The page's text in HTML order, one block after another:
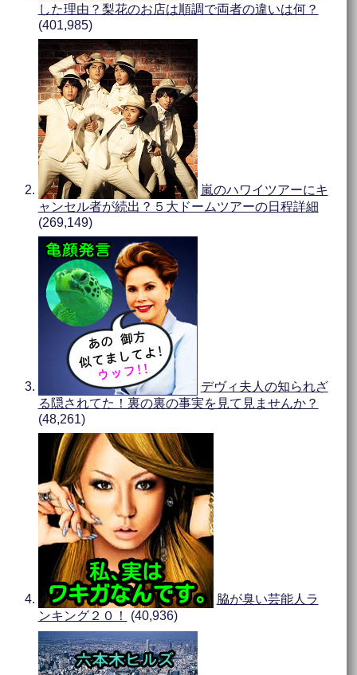
した理由？梨花のお店は順調で両者の違いは何？
(401,985)
嵐のハワイツアーにキ
ャンセル者が続出？５大ドームツアーの日程詳細
(269,149)
デヴィ夫人の知られざ
る隠されてた！裏の裏の事実を見て見ませんか？
(48,261)
脇が臭い芸能人ラ
ンキング２０！
(40,936)